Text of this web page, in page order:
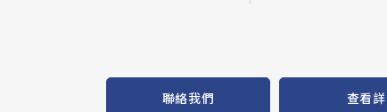
聯絡我們 查看